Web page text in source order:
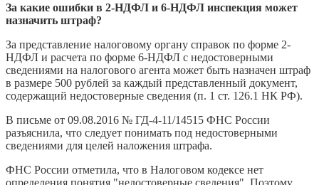
За какие ошибки в 2-НДФЛ и 6-НДФЛ инспекция может
назначить штраф?
За представление налоговому органу справок по форме 2-
НДФЛ и расчета по форме 6-НДФЛ с недостоверными
сведениями на налогового агента может быть назначен штраф
в размере 500 рублей за каждый представленный документ,
содержащий недостоверные сведения (п. 1 ст. 126.1 НК РФ).
В письме от 09.08.2016 № ГД-4-11/14515 ФНС России
разъяснила, что следует понимать под недостоверными
сведениями для целей наложения штрафа.
ФНС России отметила, что в Налоговом кодексе нет